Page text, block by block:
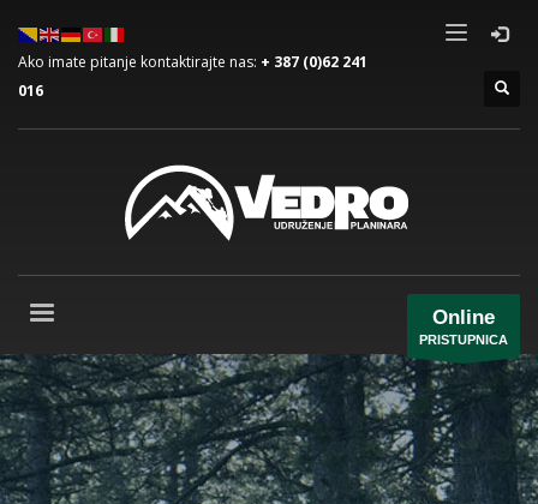
Ako imate pitanje kontaktirajte nas: + 387 (0)62 241
016
Online
PRISTUPNICA